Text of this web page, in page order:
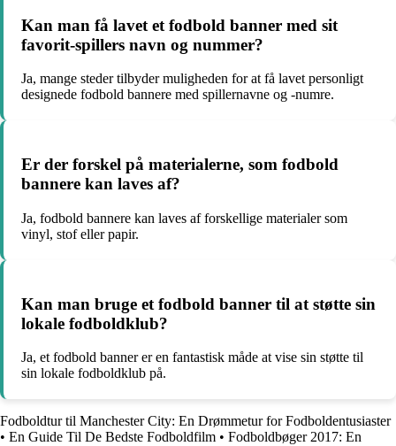
Kan man få lavet et fodbold banner med sit
favorit-spillers navn og nummer?
Ja, mange steder tilbyder muligheden for at få lavet personligt
designede fodbold bannere med spillernavne og -numre.
Er der forskel på materialerne, som fodbold
bannere kan laves af?
Ja, fodbold bannere kan laves af forskellige materialer som
vinyl, stof eller papir.
Kan man bruge et fodbold banner til at støtte sin
lokale fodboldklub?
Ja, et fodbold banner er en fantastisk måde at vise sin støtte til
sin lokale fodboldklub på.
Fodboldtur til Manchester City: En Drømmetur for Fodboldentusiaster
• En Guide Til De Bedste Fodboldfilm • Fodboldbøger 2017: En